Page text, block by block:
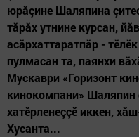
юрăçине Шаляпина
тăрăх утнине курсан,
асăрхаттаратпăр -
пулмасан та, паянхи
Мускаври «Горизонт
кинокомпани» Шаляпин
хатӗрленеççӗ иккен,
Хусанта...